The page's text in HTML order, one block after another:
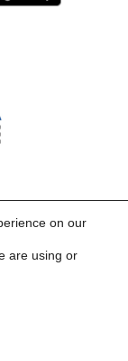
on our
are using or